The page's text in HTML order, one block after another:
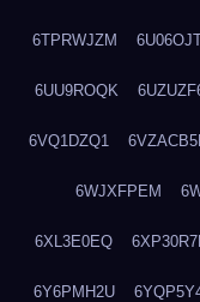
6TPRWJZM
6UU9ROQK
6VQ1DZQ1
6WJXFPEM
6XL3E0EQ
6Y6PMH2U